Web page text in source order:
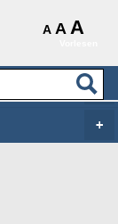
A A A